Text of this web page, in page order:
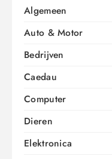
Algemeen
Auto & Motor
Bedrijven
Caedau
Computer
Dieren
Elektronica